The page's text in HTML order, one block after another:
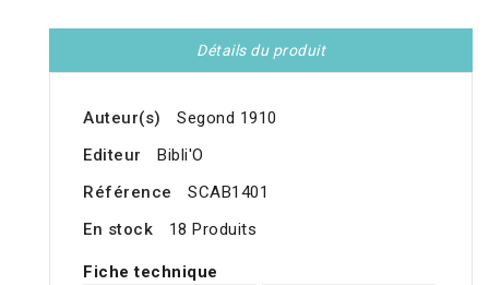
Détails du produit
Auteur(s)
Segond 1910
Editeur
Bibli'O
Référence
SCAB1401
En stock
18 Produits
Fiche technique